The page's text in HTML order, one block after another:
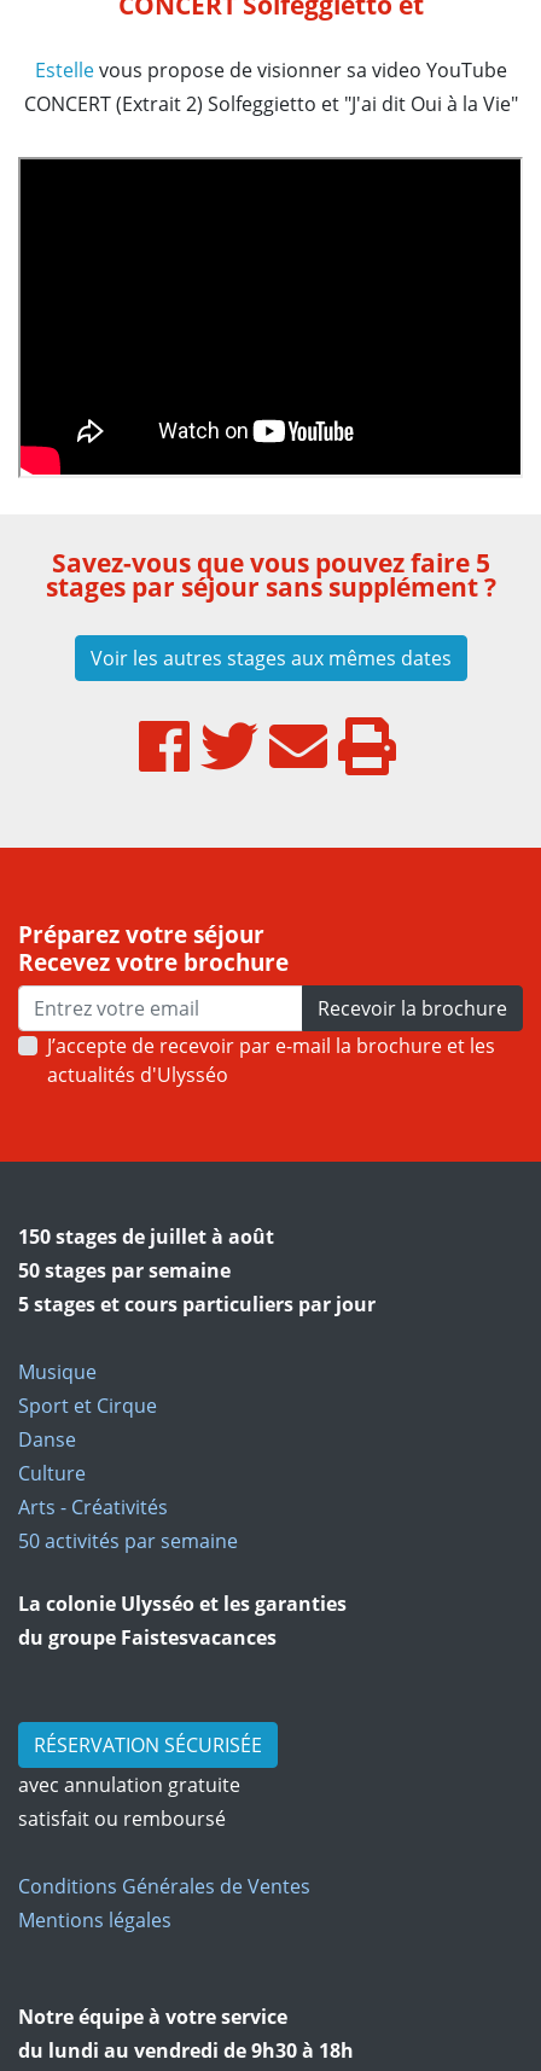
Estellevous propose de visionner sa video YouTube
CONCERT (Extrait 2) Solfeggietto et "J'ai dit Oui à la Vie"
Savez-vous que vous pouvez faire 5
stages par séjour sans supplément ?
Voir les autres stages aux mêmes dates
Préparez votre séjour
Recevez votre brochure
Recevoir la brochure
J’accepte de recevoir par e-mail la brochure et les
actualités d'Ulysséo
150 stages de juillet à août
50 stages par semaine
5 stages et cours particuliers par jour
Musique
Sport et Cirque
Danse
Culture
Arts - Créativités
50 activités par semaine
La colonie Ulysséo et les garanties
du groupe Faistesvacances
RÉSERVATION SÉCURISÉE
avec annulation gratuite
satisfait ou remboursé
Conditions Générales de Ventes
Mentions légales
Notre équipe à votre service
du lundi au vendredi de 9h30 à 18h